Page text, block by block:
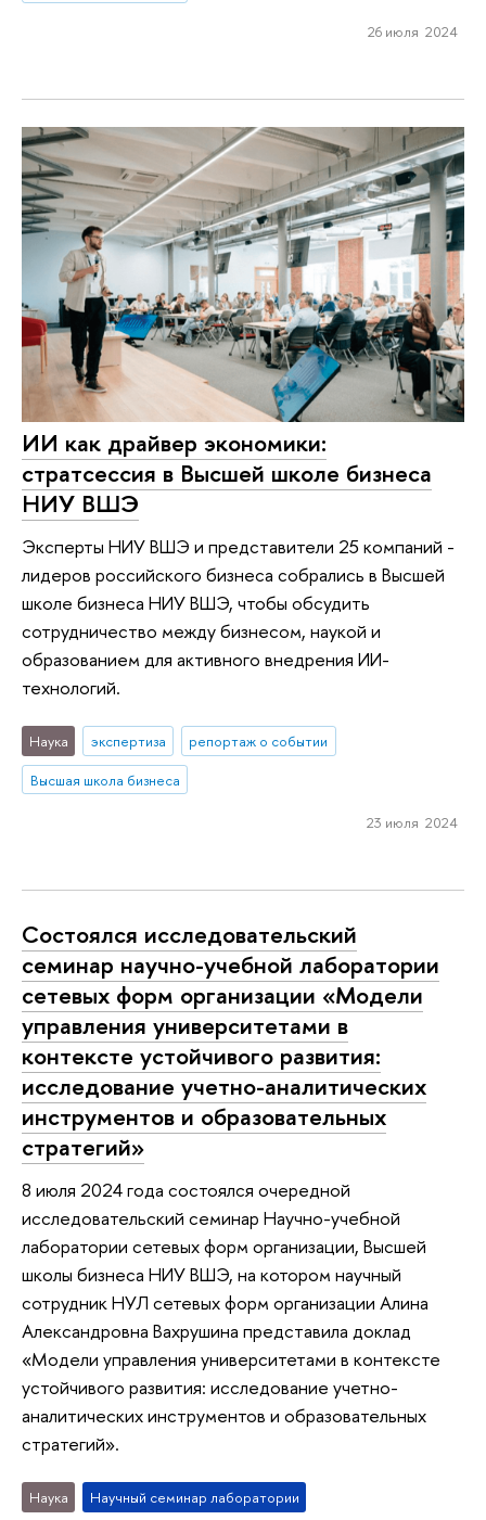
26 июля 2024
ИИ как драйвер экономики:
стратсессия в Высшей школе бизнеса
НИУ ВШЭ
Эксперты НИУ ВШЭ и представители 25 компаний -
лидеров российского бизнеса собрались в Высшей
школе бизнеса НИУ ВШЭ, чтобы обсудить
сотрудничество между бизнесом, наукой и
образованием для активного внедрения ИИ-
технологий.
Наука экспертиза
репортаж о событии
Высшая школа бизнеса
23 июля 2024
Состоялся исследовательский
семинар научно-учебной лаборатории
сетевых форм организации «Модели
управления университетами в
контексте устойчивого развития:
исследование учетно-аналитических
инструментов и образовательных
стратегий»
8 июля 2024 года состоялся очередной
исследовательский семинар Научно-учебной
лаборатории сетевых форм организации, Высшей
школы бизнеса НИУ ВШЭ, на котором научный
сотрудник НУЛ сетевых форм организации Алина
Александровна Вахрушина представила доклад
«Модели управления университетами в контексте
устойчивого развития: исследование учетно-
аналитических инструментов и образовательных
стратегий».
Наука
Научный семинар лаборатории